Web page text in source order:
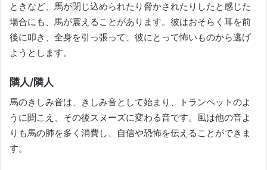
ときなど、馬が閉じ込められたり脅かされたりしたと感じた
場合にも、馬が震えることがあります。 彼はおそらく耳を前
後に叩き、全身を引っ張って、彼にとって怖いものから逃げ
ようとします。
隣人/隣人
馬のきしみ音は、きしみ音として始まり、トランペットのよ
うに聞こえ、その後スヌーズに変わる音です。
風は他の音よ
りも馬の肺を多く消費し、自信や恐怖を伝えることができま
す。